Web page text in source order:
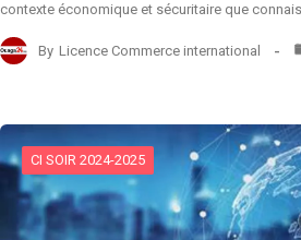
contexte économique et sécuritaire que
By Licence Commerce international
CI SOIR 2024-2025